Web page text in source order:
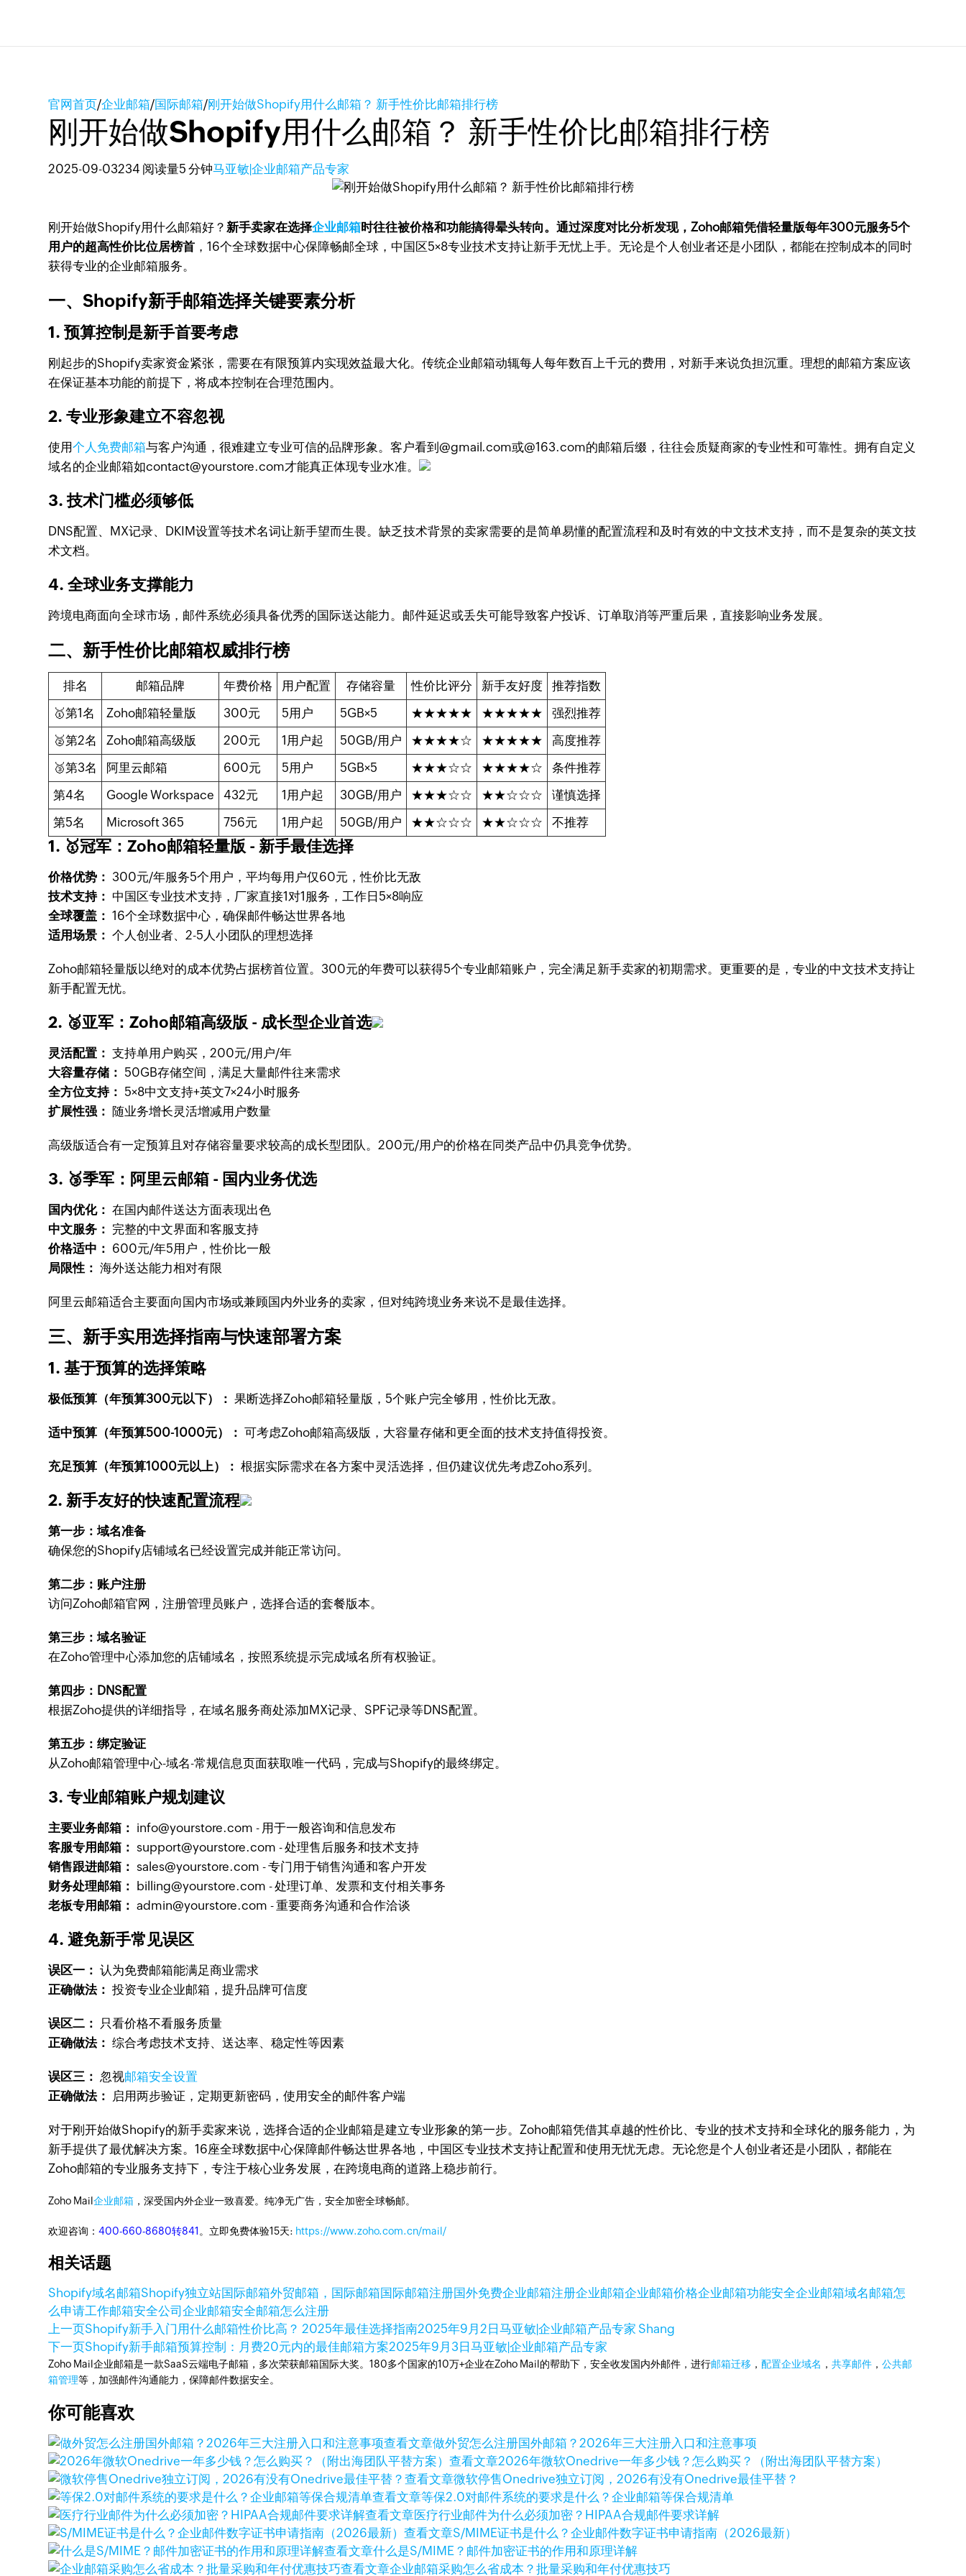
官网首页/企业邮箱/国际邮箱/刚开始做Shopify用什么邮箱？ 新手性价比邮箱排行榜
刚开始做Shopify用什么邮箱？ 新手性价比邮箱排行榜
2025-09-03234 阅读量5 分钟马亚敏|企业邮箱产品专家
刚开始做Shopify用什么邮箱好？新手卖家在选择企业邮箱时往往被价格和功能搞得晕头转向。通过深度对比分析发现，Zoho邮箱凭借轻量版每年300元服务5个
用户的超高性价比位居榜首 ，16个全球数据中心保障畅邮全球，中国区5×8专业技术支持让新手无忧上手。无论是个人创业者还是小团队，都能在控制成本的同时
获得专业的企业邮箱服务。
一、Shopify新手邮箱选择关键要素分析
1. 预算控制是新手首要考虑
刚起步的Shopify卖家资金紧张，需要在有限预算内实现效益最大化。传统企业邮箱动辄每人每年数百上千元的费用，对新手来说负担沉重。理想的邮箱方案应该
在保证基本功能的前提下，将成本控制在合理范围内。
2. 专业形象建立不容忽视
使用个人免费邮箱与客户沟通，很难建立专业可信的品牌形象。客户看到@gmail.com或@163.com的邮箱后缀，往往会质疑商家的专业性和可靠性。拥有自定义
域名的企业邮箱如contact@yourstore.com才能真正体现专业水准。
3. 技术门槛必须够低
DNS配置、MX记录、DKIM设置等技术名词让新手望而生畏。缺乏技术背景的卖家需要的是简单易懂的配置流程和及时有效的中文技术支持，而不是复杂的英文技
术文档。
4. 全球业务支撑能力
跨境电商面向全球市场，邮件系统必须具备优秀的国际送达能力。邮件延迟或丢失可能导致客户投诉、订单取消等严重后果，直接影响业务发展。
二、新手性价比邮箱权威排行榜
排名 邮箱品牌 年费价格 用户配置 存储容量 性价比评分 新手友好度
推荐指数
🥇第1名
Zoho邮箱轻量版 300元 5用户 5GB×5 ★★★★★ ★★★★★
强烈推荐
🥈第2名
Zoho邮箱高级版 200元 1用户起 50GB/用户 ★★★★☆ ★★★★★
高度推荐
🥉第3名
阿里云邮箱 600元 5用户 5GB×5 ★★★☆☆ ★★★★☆
条件推荐
第4名
Google Workspace 432元 1用户起 30GB/用户 ★★★☆☆ ★★☆☆☆
谨慎选择
第5名
Microsoft 365 756元 1用户起 50GB/用户 ★★☆☆☆ ★★☆☆☆ 不推荐
1. 🥇冠军：Zoho邮箱轻量版 - 新手最佳选择
价格优势： 300元/年服务5个用户，平均每用户仅60元，性价比无敌
技术支持： 中国区专业技术支持，厂家直接1对1服务，工作日5×8响应
全球覆盖： 16个全球数据中心，确保邮件畅达世界各地
适用场景： 个人创业者、2-5人小团队的理想选择
Zoho邮箱轻量版以绝对的成本优势占据榜首位置。300元的年费可以获得5个专业邮箱账户，完全满足新手卖家的初期需求。更重要的是，专业的中文技术支持让
新手配置无忧。
2. 🥈亚军：Zoho邮箱高级版 - 成长型企业首选
灵活配置： 支持单用户购买，200元/用户/年
大容量存储： 50GB存储空间，满足大量邮件往来需求
全方位支持： 5×8中文支持+英文7×24小时服务
扩展性强： 随业务增长灵活增减用户数量
高级版适合有一定预算且对存储容量要求较高的成长型团队。200元/用户的价格在同类产品中仍具竞争优势。
3. 🥉季军：阿里云邮箱 - 国内业务优选
国内优化： 在国内邮件送达方面表现出色
中文服务： 完整的中文界面和客服支持
价格适中： 600元/年5用户，性价比一般
局限性： 海外送达能力相对有限
阿里云邮箱适合主要面向国内市场或兼顾国内外业务的卖家，但对纯跨境业务来说不是最佳选择。
三、新手实用选择指南与快速部署方案
1. 基于预算的选择策略
极低预算（年预算300元以下）： 果断选择Zoho邮箱轻量版，5个账户完全够用，性价比无敌。
适中预算（年预算500-1000元）： 可考虑Zoho邮箱高级版，大容量存储和更全面的技术支持值得投资。
充足预算（年预算1000元以上）： 根据实际需求在各方案中灵活选择，但仍建议优先考虑Zoho系列。
2. 新手友好的快速配置流程
第一步：域名准备
确保您的Shopify店铺域名已经设置完成并能正常访问。
第二步：账户注册
访问Zoho邮箱官网，注册管理员账户，选择合适的套餐版本。
第三步：域名验证
在Zoho管理中心添加您的店铺域名，按照系统提示完成域名所有权验证。
第四步：DNS配置
根据Zoho提供的详细指导，在域名服务商处添加MX记录、SPF记录等DNS配置。
第五步：绑定验证
从Zoho邮箱管理中心-域名-常规信息页面获取唯一代码，完成与Shopify的最终绑定。
3. 专业邮箱账户规划建议
主要业务邮箱： info@yourstore.com - 用于一般咨询和信息发布
客服专用邮箱： support@yourstore.com - 处理售后服务和技术支持
销售跟进邮箱： sales@yourstore.com - 专门用于销售沟通和客户开发
财务处理邮箱： billing@yourstore.com - 处理订单、发票和支付相关事务
老板专用邮箱： admin@yourstore.com - 重要商务沟通和合作洽谈
4. 避免新手常见误区
误区一： 认为免费邮箱能满足商业需求
正确做法： 投资专业企业邮箱，提升品牌可信度
误区二： 只看价格不看服务质量
正确做法： 综合考虑技术支持、送达率、稳定性等因素
误区三： 忽视邮箱安全设置
正确做法： 启用两步验证，定期更新密码，使用安全的邮件客户端
对于刚开始做Shopify的新手卖家来说，选择合适的企业邮箱是建立专业形象的第一步。Zoho邮箱凭借其卓越的性价比、专业的技术支持和全球化的服务能力，为
新手提供了最优解决方案。16座全球数据中心保障邮件畅达世界各地，中国区专业技术支持让配置和使用无忧无虑。无论您是个人创业者还是小团队，都能在
Zoho邮箱的专业服务支持下，专注于核心业务发展，在跨境电商的道路上稳步前行。
Zoho Mail企业邮箱 ，深受国内外企业一致喜爱。纯净无广告，安全加密全球畅邮。
欢迎咨询：400-660-8680转841 。立即免费体验15天: https://www.zoho.com.cn/mail/
相关话题
Shopify域名邮箱Shopify独立站国际邮箱外贸邮箱，国际邮箱国际邮箱注册国外免费企业邮箱注册企业邮箱企业邮箱价格企业邮箱功能安全企业邮箱域名邮箱怎
么申请工作邮箱安全公司企业邮箱安全邮箱怎么注册
上一页Shopify新手入门用什么邮箱性价比高？ 2025年最佳选择指南2025年9月2日马亚敏|企业邮箱产品专家 Shang
下一页Shopify新手邮箱预算控制：月费20元内的最佳邮箱方案2025年9月3日马亚敏|企业邮箱产品专家
Zoho Mail企业邮箱是一款SaaS云端电子邮箱，多次荣获邮箱国际大奖。180多个国家的10万+企业在Zoho Mail的帮助下，安全收发国内外邮件，进行邮箱迁移 ，配置企业域名 ，共享邮件 ，公共邮
箱管理等，加强邮件沟通能力，保障邮件数据安全。
你可能喜欢
查看文章做外贸怎么注册国外邮箱？2026年三大注册入口和注意事项
查看文章2026年微软Onedrive一年多少钱？怎么购买？（附出海团队平替方案）
查看文章微软停售Onedrive独立订阅，2026有没有Onedrive最佳平替？
查看文章等保2.0对邮件系统的要求是什么？企业邮箱等保合规清单
查看文章医疗行业邮件为什么必须加密？HIPAA合规邮件要求详解
查看文章S/MIME证书是什么？企业邮件数字证书申请指南（2026最新）
查看文章什么是S/MIME？邮件加密证书的作用和原理详解
查看文章企业邮箱采购怎么省成本？批量采购和年付优惠技巧